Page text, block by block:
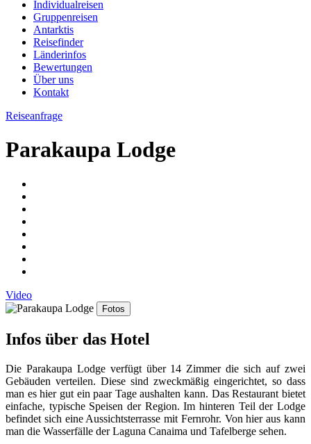
Individualreisen
Gruppenreisen
Antarktis
Reisefinder
Länderinfos
Bewertungen
Über uns
Kontakt
Reiseanfrage
Parakaupa Lodge
Video
Fotos
Infos über das Hotel
Die Parakaupa Lodge verfügt über 14 Zimmer die sich auf zwei
Gebäuden verteilen. Diese sind zweckmäßig eingerichtet, so dass
man es hier gut ein paar Tage aushalten kann. Das Restaurant bietet
einfache, typische Speisen der Region. Im hinteren Teil der Lodge
befindet sich eine Aussichtsterrasse mit Fernrohr. Von hier aus kann
man die Wasserfälle der Laguna Canaima und Tafelberge sehen.